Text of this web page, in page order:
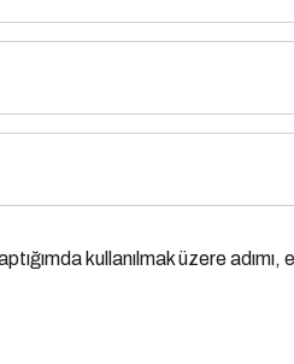
kullanılmak üzere